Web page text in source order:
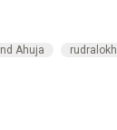
Ahuja rudralokh